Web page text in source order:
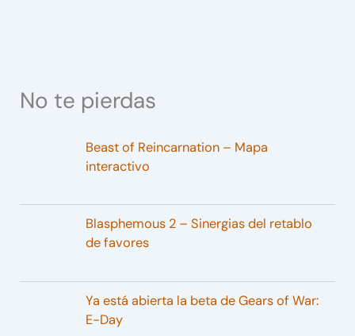
No te pierdas
Beast of Reincarnation – Mapa
interactivo
Blasphemous 2 – Sinergias del retablo
de favores
Ya está abierta la beta de Gears of War:
E-Day